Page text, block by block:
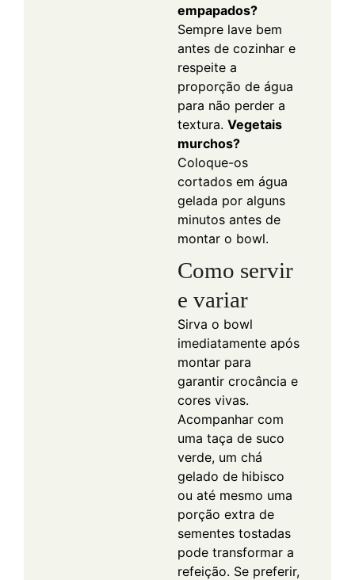
empapados?
Sempre lave bem
antes de cozinhar e
respeite a
proporção de água
para não perder a
textura. Vegetais
murchos?
Coloque-os
cortados em água
gelada por alguns
minutos antes de
montar o bowl.
Como servir
e variar
Sirva o bowl
imediatamente após
montar para
garantir crocância e
cores vivas.
Acompanhar com
uma taça de suco
verde, um chá
gelado de hibisco
ou até mesmo uma
porção extra de
sementes tostadas
pode transformar a
refeição. Se preferir,